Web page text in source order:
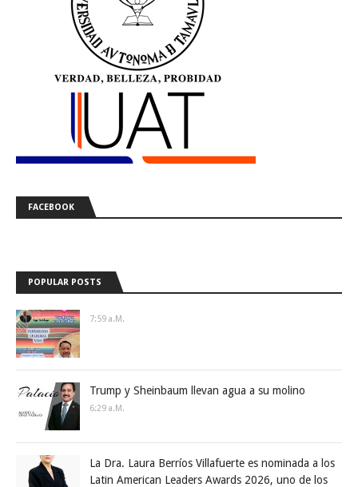
FACEBOOK
POPULAR POSTS
7:59 A.m.
Trump y Sheinbaum llevan agua a su molino
6:29 A.m.
La Dra. Laura Berríos Villafuerte es nominada a los
Latin American Leaders Awards 2026, uno de los